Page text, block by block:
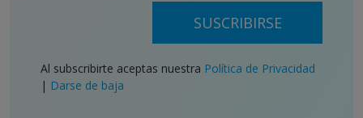
SUSCRIBIRSE
Al subscribirte aceptas nuestra Política de Privacidad
| Darse de baja